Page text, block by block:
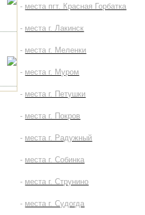
- места пгт. Красная Горбатка
- места г. Лакинск
- места г. Меленки
- места г. Муром
- места г. Петушки
- места г. Покров
- места г. Радужный
- места г. Собинка
- места г. Струнино
- места г. Судогда